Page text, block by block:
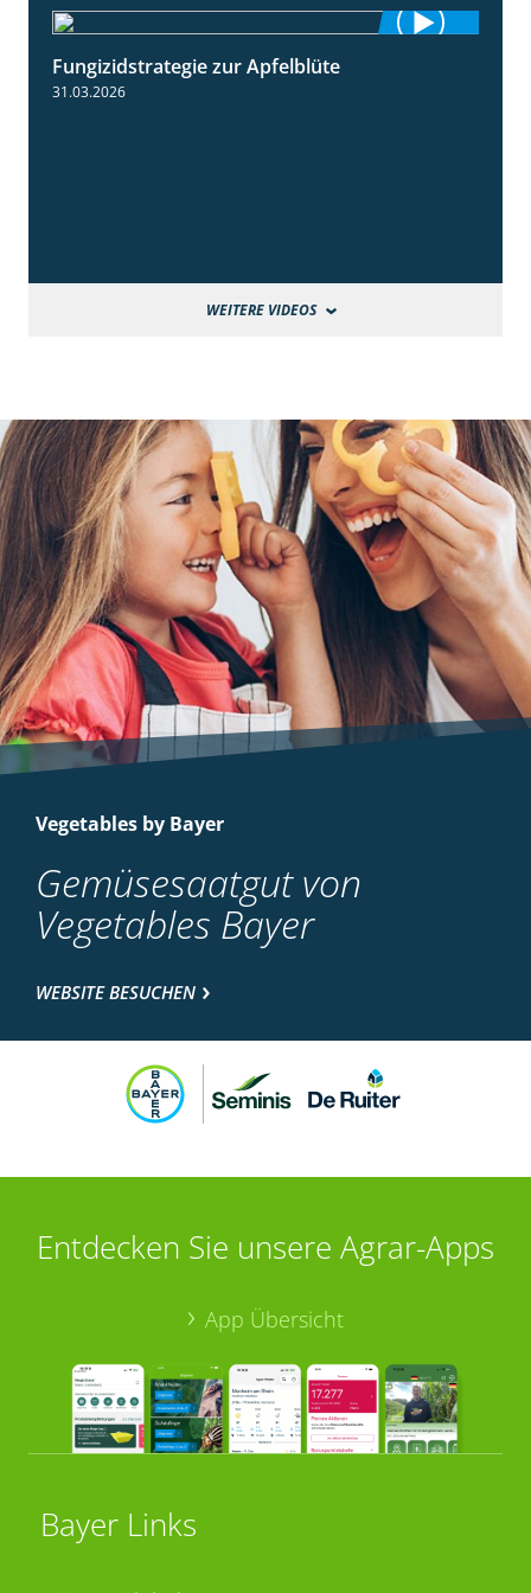
Fungizidstrategie zur Apfelblüte
31.03.2026
WEITERE VIDEOS
Vegetables by Bayer
Gemüsesaatgut von
Vegetables Bayer
WEBSITE BESUCHEN
Entdecken Sie unsere Agrar-Apps
App Übersicht
Bayer Links